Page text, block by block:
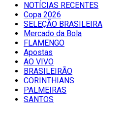
NOTÍCIAS RECENTES
Copa 2026
SELEÇÃO BRASILEIRA
Mercado da Bola
FLAMENGO
Apostas
AO VIVO
BRASILEIRÃO
CORINTHIANS
PALMEIRAS
SANTOS